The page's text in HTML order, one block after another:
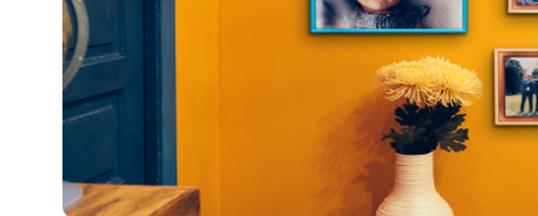
Не нашли Ваш город?
Мы доставляем по всему миру